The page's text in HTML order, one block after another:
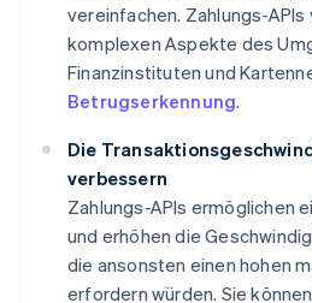
vereinfachen. Zahlungs-
komplexen Aspekte des
Finanzinstituten und
Betrugserkennung.
Die
verbessern
Zahlungs-APIs ermöglichen
und erhöhen die
die ansonsten einen hohen
erfordern würden. Sie